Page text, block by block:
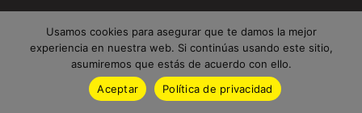
Usamos cookies para asegurar que te damos la mejor
experiencia en nuestra web. Si continúas usando este sitio,
asumiremos que estás de acuerdo con ello.
Aceptar
Política de privacidad